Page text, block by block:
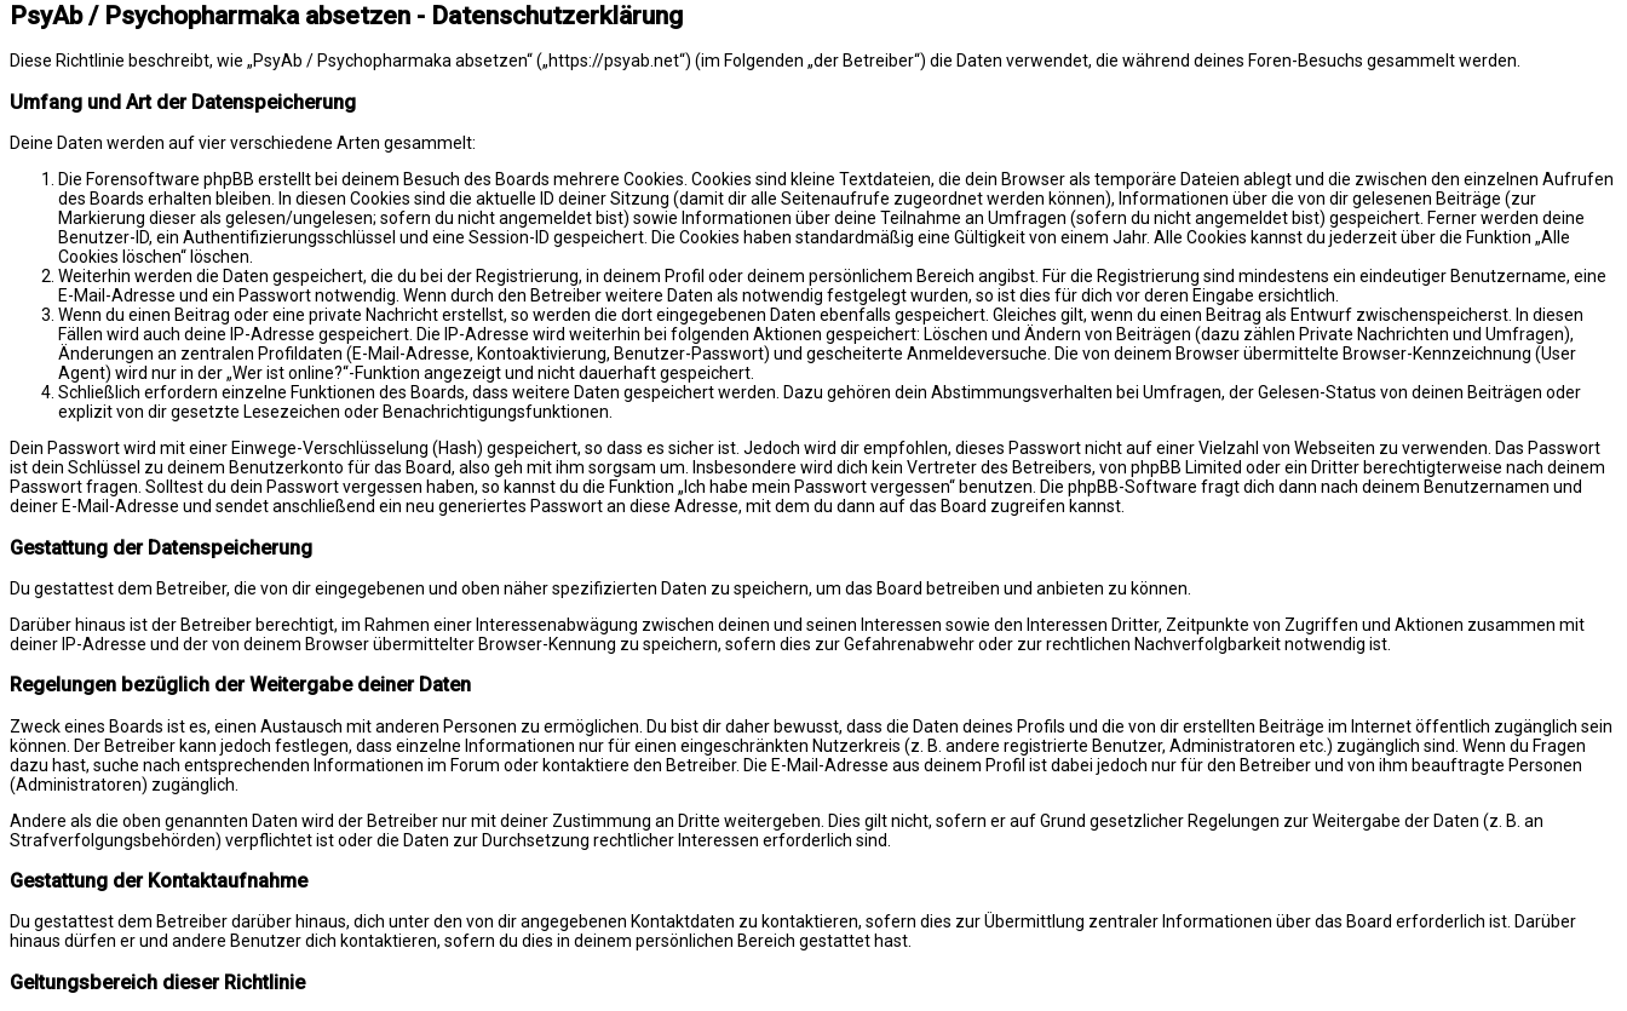
PsyAb / Psychopharmaka absetzen - Datenschutzerklärung
Diese Richtlinie beschreibt, wie „PsyAb / Psychopharmaka absetzen“ („https://psyab.net“) (im Folgenden „der Betreiber“) die Daten verwendet, die während deines Foren-Besuchs gesammelt werden.
Umfang und Art der Datenspeicherung
Deine Daten werden auf vier verschiedene Arten gesammelt:
Die Forensoftware phpBB erstellt bei deinem Besuch des Boards mehrere Cookies. Cookies sind kleine Textdateien, die dein Browser als temporäre Dateien ablegt und die zwischen den einzelnen Aufrufen
des Boards erhalten bleiben. In diesen Cookies sind die aktuelle ID deiner Sitzung (damit dir alle Seitenaufrufe zugeordnet werden können), Informationen über die von dir gelesenen Beiträge (zur
Markierung dieser als gelesen/ungelesen; sofern du nicht angemeldet bist) sowie Informationen über deine Teilnahme an Umfragen (sofern du nicht angemeldet bist) gespeichert. Ferner werden deine
Benutzer-ID, ein Authentifizierungsschlüssel und eine Session-ID gespeichert. Die Cookies haben standardmäßig eine Gültigkeit von einem Jahr. Alle Cookies kannst du jederzeit über die Funktion „Alle
Cookies löschen“ löschen.
Weiterhin werden die Daten gespeichert, die du bei der Registrierung, in deinem Profil oder deinem persönlichem Bereich angibst. Für die Registrierung sind mindestens ein eindeutiger Benutzername, eine
E-Mail-Adresse und ein Passwort notwendig. Wenn durch den Betreiber weitere Daten als notwendig festgelegt wurden, so ist dies für dich vor deren Eingabe ersichtlich.
Wenn du einen Beitrag oder eine private Nachricht erstellst, so werden die dort eingegebenen Daten ebenfalls gespeichert. Gleiches gilt, wenn du einen Beitrag als Entwurf zwischenspeicherst. In diesen
Fällen wird auch deine IP-Adresse gespeichert. Die IP-Adresse wird weiterhin bei folgenden Aktionen gespeichert: Löschen und Ändern von Beiträgen (dazu zählen Private Nachrichten und Umfragen),
Änderungen an zentralen Profildaten (E-Mail-Adresse, Kontoaktivierung, Benutzer-Passwort) und gescheiterte Anmeldeversuche. Die von deinem Browser übermittelte Browser-Kennzeichnung (User
Agent) wird nur in der „Wer ist online?“-Funktion angezeigt und nicht dauerhaft gespeichert.
Schließlich erfordern einzelne Funktionen des Boards, dass weitere Daten gespeichert werden. Dazu gehören dein Abstimmungsverhalten bei Umfragen, der Gelesen-Status von deinen Beiträgen oder
explizit von dir gesetzte Lesezeichen oder Benachrichtigungsfunktionen.
Dein Passwort wird mit einer Einwege-Verschlüsselung (Hash) gespeichert, so dass es sicher ist. Jedoch wird dir empfohlen, dieses Passwort nicht auf einer Vielzahl von Webseiten zu verwenden. Das Passwort
ist dein Schlüssel zu deinem Benutzerkonto für das Board, also geh mit ihm sorgsam um. Insbesondere wird dich kein Vertreter des Betreibers, von phpBB Limited oder ein Dritter berechtigterweise nach deinem
Passwort fragen. Solltest du dein Passwort vergessen haben, so kannst du die Funktion „Ich habe mein Passwort vergessen“ benutzen. Die phpBB-Software fragt dich dann nach deinem Benutzernamen und
deiner E-Mail-Adresse und sendet anschließend ein neu generiertes Passwort an diese Adresse, mit dem du dann auf das Board zugreifen kannst.
Gestattung der Datenspeicherung
Du gestattest dem Betreiber, die von dir eingegebenen und oben näher spezifizierten Daten zu speichern, um das Board betreiben und anbieten zu können.
Darüber hinaus ist der Betreiber berechtigt, im Rahmen einer Interessenabwägung zwischen deinen und seinen Interessen sowie den Interessen Dritter, Zeitpunkte von Zugriffen und Aktionen zusammen mit
deiner IP-Adresse und der von deinem Browser übermittelter Browser-Kennung zu speichern, sofern dies zur Gefahrenabwehr oder zur rechtlichen Nachverfolgbarkeit notwendig ist.
Regelungen bezüglich der Weitergabe deiner Daten
Zweck eines Boards ist es, einen Austausch mit anderen Personen zu ermöglichen. Du bist dir daher bewusst, dass die Daten deines Profils und die von dir erstellten Beiträge im Internet öffentlich zugänglich sein
können. Der Betreiber kann jedoch festlegen, dass einzelne Informationen nur für einen eingeschränkten Nutzerkreis (z. B. andere registrierte Benutzer, Administratoren etc.) zugänglich sind. Wenn du Fragen
dazu hast, suche nach entsprechenden Informationen im Forum oder kontaktiere den Betreiber. Die E-Mail-Adresse aus deinem Profil ist dabei jedoch nur für den Betreiber und von ihm beauftragte Personen
(Administratoren) zugänglich.
Andere als die oben genannten Daten wird der Betreiber nur mit deiner Zustimmung an Dritte weitergeben. Dies gilt nicht, sofern er auf Grund gesetzlicher Regelungen zur Weitergabe der Daten (z. B. an
Strafverfolgungsbehörden) verpflichtet ist oder die Daten zur Durchsetzung rechtlicher Interessen erforderlich sind.
Gestattung der Kontaktaufnahme
Du gestattest dem Betreiber darüber hinaus, dich unter den von dir angegebenen Kontaktdaten zu kontaktieren, sofern dies zur Übermittlung zentraler Informationen über das Board erforderlich ist. Darüber
hinaus dürfen er und andere Benutzer dich kontaktieren, sofern du dies in deinem persönlichen Bereich gestattet hast.
Geltungsbereich dieser Richtlinie